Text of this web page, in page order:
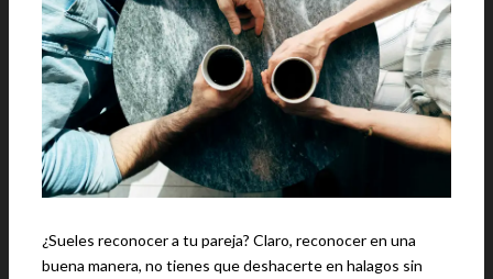
¿Sueles reconocer a tu pareja? Claro, reconocer en una
buena manera, no tienes que deshacerte en halagos sin